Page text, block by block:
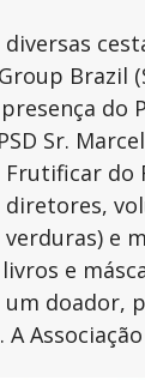
Brazil
do
Sr.
do
e
livros e
um